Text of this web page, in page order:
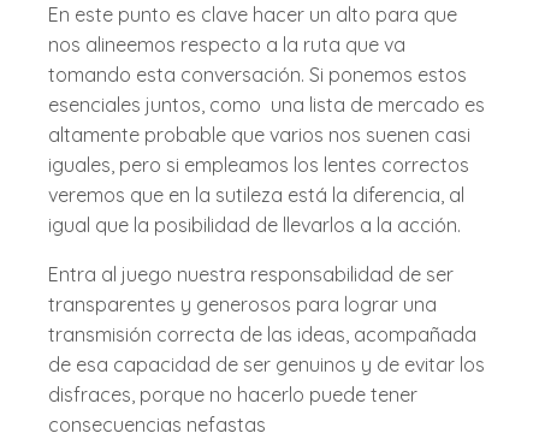
En este punto es clave hacer un alto para que
nos alineemos respecto a la ruta que va
tomando esta conversación. Si ponemos estos
esenciales juntos, como una lista de mercado es
altamente probable que varios nos suenen casi
iguales, pero si empleamos los lentes correctos
veremos que en la sutileza está la diferencia, al
igual que la posibilidad de llevarlos a la acción.
Entra al juego nuestra responsabilidad de ser
transparentes y generosos para lograr una
transmisión correcta de las ideas, acompañada
de esa capacidad de ser genuinos y de evitar los
disfraces, porque no hacerlo puede tener
consecuencias nefastas